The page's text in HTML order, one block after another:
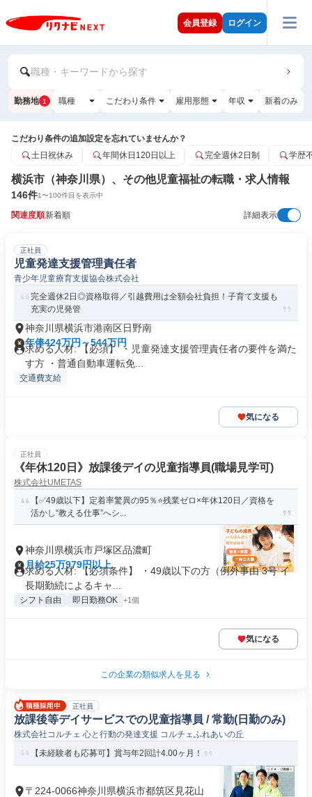
会員登録 ログイン
職種・キーワードから探す
勤務地 1 職種 こだわり条件 雇用形態 年収 新着のみ
こだわり条件の追加設定を忘れていませんか？
土日祝休み
年間休日120日以上 完全週休2日制 学歴
横浜市（神奈川県）、その他児童福祉の転職・求人情報
146件1〜100件目を表示中
関連度順新着順 詳細表示
正社員
児童発達支援管理責任者
青少年児童療育支援協会株式会社
完全週休2日◎資格取得／引越費用は全額会社負担！子育て支援も
充実の児発管
神奈川県横浜市港南区日野南
年俸424万円～544万円
求める人材: 【必須】 ・児童発達支援管理責任者の要件を満た
す方 ・普通自動車運転免...
交通費支給
気になる
正社員
《年休120日》放課後デイの児童指導員(職場見学可)
株式会社UMETAS
【✅49歳以下】定着率驚異の95％⭐残業ゼロ×年休120日／資格を
活かし“教える仕事”へシ...
神奈川県横浜市戸塚区品濃町
月給25万979円以上
求める人材: 【必須条件】 ・49歳以下の方（例外事由 3号 イ
長期勤続によるキャ...
シフト自由 即日勤務OK +1個
気になる
この企業の類似求人を見る
正社員
放課後等デイサービスでの児童指導員 / 常勤(日勤のみ)
株式会社コルチェ 心と行動の発達支援 コルチェふれあいの丘
【未経験者も応募可】賞与年2回計4.00ヶ月！
〒224-0066神奈川県横浜市都筑区見花山